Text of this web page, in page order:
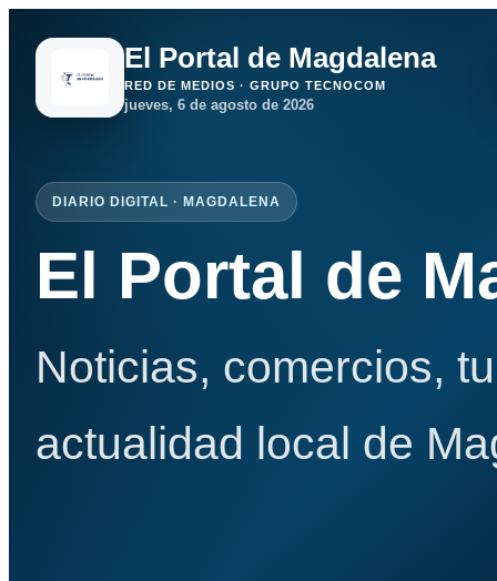
El Portal de Magdalena
RED DE MEDIOS · GRUPO TECNOCOM
jueves, 6 de agosto de 2026
DIARIO DIGITAL · MAGDALENA
El Portal de
Noticias, comercios,
actualidad local de